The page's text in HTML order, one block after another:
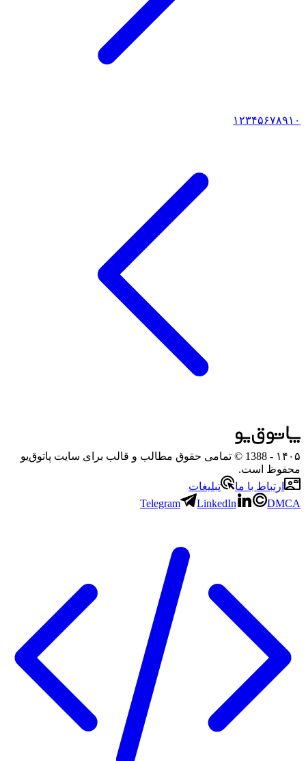
۱۲۳۴۵۶۷۸۹۱۰
۱۴۰۵
- 1388 © تمامی حقوق مطالب و قالب برای سایت پاتوق‌یو
محفوظ است.
ارتباط با ما
تبلیغات
Telegram
LinkedIn DMCA